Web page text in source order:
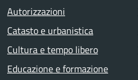
Autorizzazioni
Catasto e urbanistica
Cultura e tempo libero
Educazione e formazione